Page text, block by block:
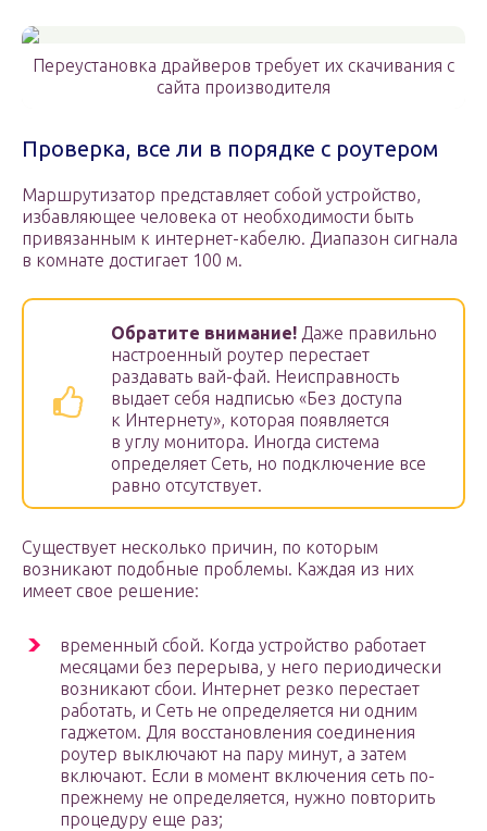
Переустановка драйверов требует их скачивания с
сайта производителя
Проверка, все ли в порядке с роутером
Маршрутизатор представляет собой устройство,
избавляющее человека от необходимости быть
привязанным к интернет-кабелю. Диапазон сигнала
в комнате достигает 100 м.
Обратите внимание! Даже правильно
настроенный роутер перестает
раздавать вай-фай. Неисправность
выдает себя надписью «Без доступа
к Интернету», которая появляется
в углу монитора. Иногда система
определяет Сеть, но подключение все
равно отсутствует.
Существует несколько причин, по которым
возникают подобные проблемы. Каждая из них
имеет свое решение:
временный сбой. Когда устройство работает
месяцами без перерыва, у него периодически
возникают сбои. Интернет резко перестает
работать, и Сеть не определяется ни одним
гаджетом. Для восстановления соединения
роутер выключают на пару минут, а затем
включают. Если в момент включения сеть по-
прежнему не определяется, нужно повторить
процедуру еще раз;